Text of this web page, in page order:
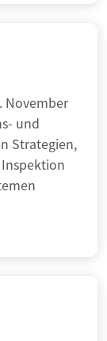
November
und
Strategien,